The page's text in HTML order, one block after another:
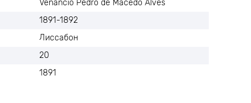
Venâncio Pedro de Macedo Alves
1891-1892
Лиссабон
20
1891